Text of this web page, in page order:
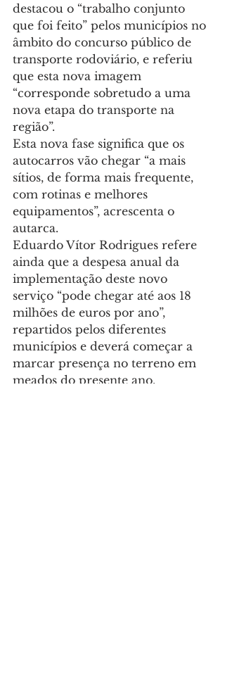
destacou o “trabalho conjunto
que foi feito” pelos municípios no
âmbito do concurso público de
transporte rodoviário, e referiu
que esta nova imagem
“corresponde sobretudo a uma
nova etapa do transporte na
região”.
Esta nova fase significa que os
autocarros vão chegar “a mais
sítios, de forma mais frequente,
com rotinas e melhores
equipamentos”, acrescenta o
autarca.
Eduardo Vítor Rodrigues refere
ainda que a despesa anual da
implementação deste novo
serviço “pode chegar até aos 18
milhões de euros por ano”,
repartidos pelos diferentes
municípios e deverá começar a
marcar presença no terreno em
meados do presente ano.